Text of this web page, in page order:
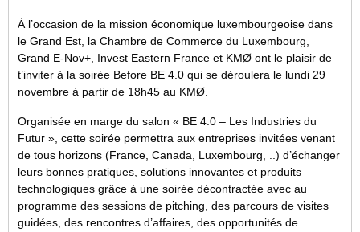
À l’occasion de la mission économique luxembourgeoise dans
le Grand Est, la Chambre de Commerce du Luxembourg,
Grand E-Nov+, Invest Eastern France et KMØ ont le plaisir de
t’inviter à la soirée Before BE 4.0 qui se déroulera le lundi 29
novembre à partir de 18h45 au KMØ.
Organisée en marge du salon « BE 4.0 – Les Industries du
Futur », cette soirée permettra aux entreprises invitées venant
de tous horizons (France, Canada, Luxembourg, ..) d’échanger
leurs bonnes pratiques, solutions innovantes et produits
technologiques grâce à une soirée décontractée avec au
programme des sessions de pitching, des parcours de visites
guidées, des rencontres d’affaires, des opportunités de